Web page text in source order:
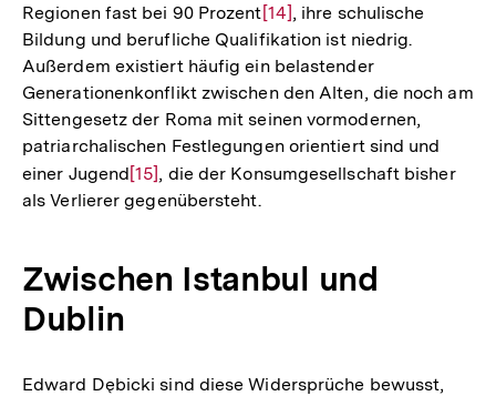
der
Fußnote
Regionen fast bei 90 ProzentZur
Auflösung
der
Fußnote
[14], ihre schulische
Bildung und berufliche Qualifikation ist niedrig.
Außerdem existiert häufig ein belastender
Generationenkonflikt zwischen den Alten, die noch am
Sittengesetz der Roma mit seinen vormodernen,
patriarchalischen Festlegungen orientiert sind und
einer JugendZur
Auflösung
[15], die der Konsumgesellschaft bisher
als Verlierer gegenübersteht.
Zwischen Istanbul und
Dublin
Edward Dębicki sind diese Widersprüche bewusst,